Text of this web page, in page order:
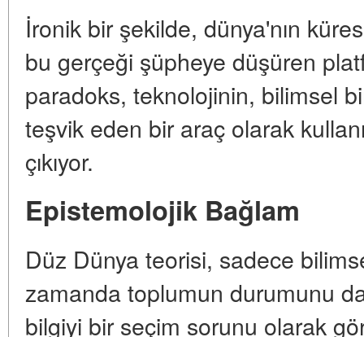
İronik bir şekilde, dünya'nın
bu gerçeği şüpheye düşüren
paradoks, teknolojinin, bilimsel
teşvik eden bir araç olarak
çıkıyor.
Epistemolojik Bağlam
Düz Dünya teorisi, sadece
zamanda toplumun durumunu
bilgiyi bir seçim sorunu olarak